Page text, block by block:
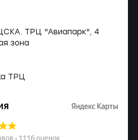
ТРЦ "Авиапарк", 4
зона
ТРЦ